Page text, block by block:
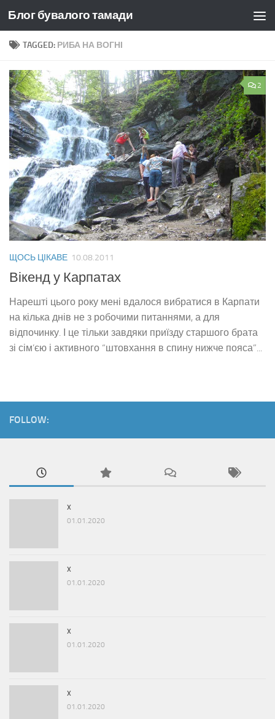
Skip to content
Блог бувалого тамади
TAGGED: РИБА НА ВОГНІ
2
ЩОСЬ ЦІКАВЕ 10.08.2011
Вікенд у Карпатах
Нарешті цього року мені вдалося вибратися в Карпати
на кілька днів не з робочими питаннями, а для
відпочинку. І це тільки завдяки приїзду старшого брата
зі сім’єю і активного “штовхання в спину нижче пояса”...
FOLLOW:
x
01.01.2020
x
01.01.2020
x
01.01.2020
x
01.01.2020